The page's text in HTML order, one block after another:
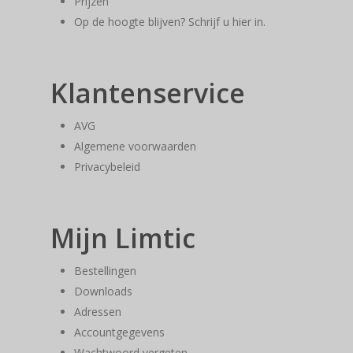
Op de hoogte blijven? Schrijf u hier in.
Klantenservice
AVG
Algemene voorwaarden
Privacybeleid
Mijn Limtic
Bestellingen
Downloads
Adressen
Accountgegevens